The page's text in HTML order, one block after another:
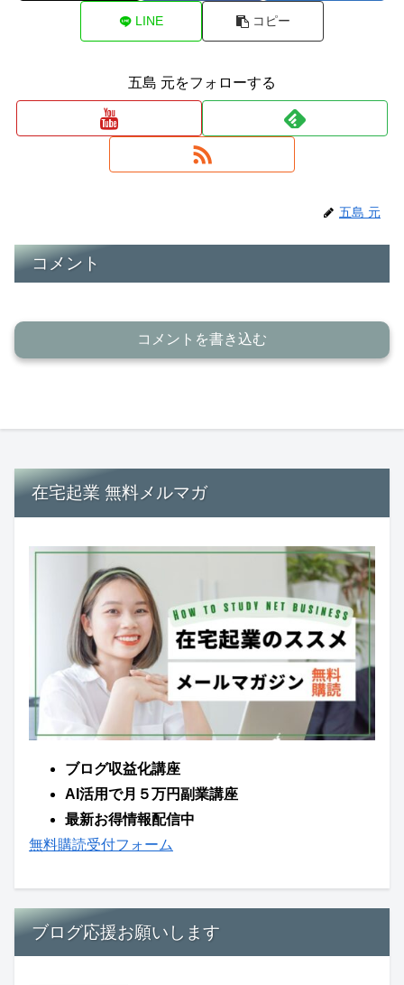
LINE コピー
五島 元をフォローする
五島 元
コメント
コメントを書き込む
在宅起業 無料メルマガ
ブログ収益化講座
AI活用で月５万円副業講座
最新お得情報配信中
無料購読受付フォーム
ブログ応援お願いします